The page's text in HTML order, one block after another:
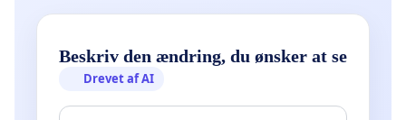
Beskriv den ændring, du ønsker at se
Drevet af AI